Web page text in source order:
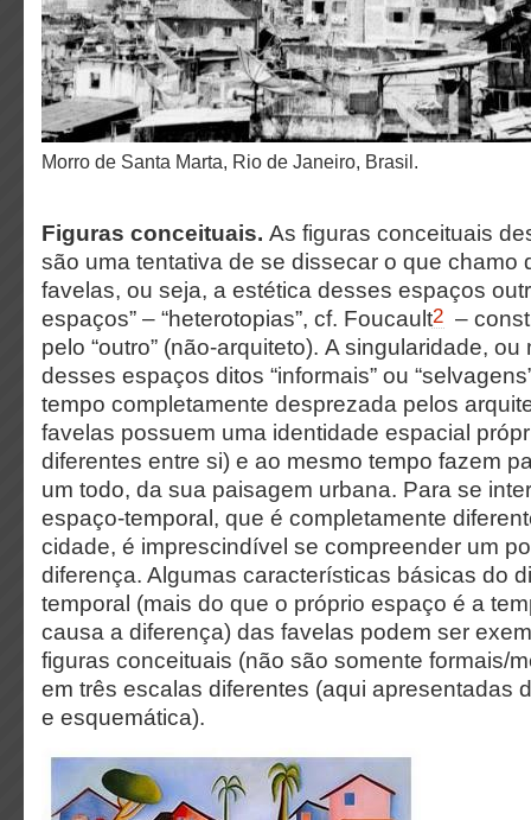
Morro de Santa Marta, Rio de Janeiro, Brasil.
Figuras conceituais. As figuras conceituais
são uma tentativa de se dissecar o que chamo
favelas, ou seja, a estética desses espaços
espaços” – “heterotopias”, cf. Foucault2 –
pelo “outro” (não-arquiteto). A singularidade, ou
desses espaços ditos “informais” ou
tempo completamente desprezada pelos
favelas possuem uma identidade espacial
diferentes entre si) e ao mesmo tempo fazem
um todo, da sua paisagem urbana. Para se
espaço-temporal, que é completamente
cidade, é imprescindível se compreender um
diferença. Algumas características básicas do
temporal (mais do que o próprio espaço é a
causa a diferença) das favelas podem ser
figuras conceituais (não são somente formais/
em três escalas diferentes (aqui apresentadas
e esquemática).